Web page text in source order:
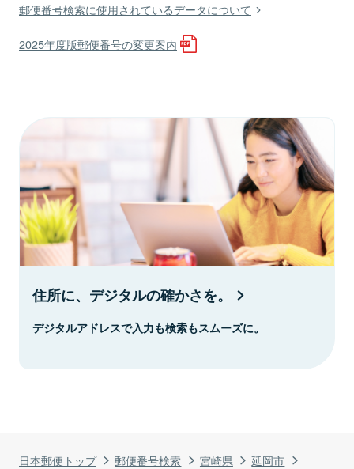
日本郵便トップ 郵便番号検索 宮崎県
延岡市
郵便番号検索に使用されているデータについて
2025年度版郵便番号の変更案内
住所に、デジタルの確かさを。
デジタルアドレスで入力も検索もスムーズに。